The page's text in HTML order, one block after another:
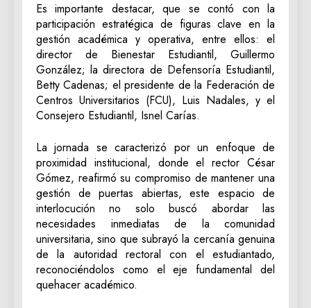
Es importante destacar, que se contó con la
participación estratégica de figuras clave en la
gestión académica y operativa, entre ellos: el
director de Bienestar Estudiantil, Guillermo
González; la directora de Defensoría Estudiantil,
Betty Cadenas; el presidente de la Federación de
Centros Universitarios (FCU), Luis Nadales, y el
Consejero Estudiantil, Isnel Carías.
La jornada se caracterizó por un enfoque de
proximidad institucional, donde el rector César
Gómez, reafirmó su compromiso de mantener una
gestión de puertas abiertas, este espacio de
interlocución no solo buscó abordar las
necesidades inmediatas de la comunidad
universitaria, sino que subrayó la cercanía genuina
de la autoridad rectoral con el estudiantado,
reconociéndolos como el eje fundamental del
quehacer académico.